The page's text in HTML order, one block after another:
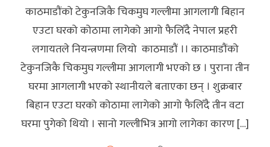
काठमाडौंको टेकुनजिकै चिकमुघ गल्लीमा आगलागी बिहान
एउटा घरको कोठामा लागेको आगो फैलिँदै नेपाल प्रहरी
लगायतले नियन्त्रणमा लियो काठमाडौं ।। काठमाडौंको
टेकुनजिकै चिकमुघ गल्लीमा आगलागी भएको छ । पुराना तीन
घरमा आगलागी भएको स्थानीयले बताएका छन् । शुक्रबार
बिहान एउटा घरको कोठामा लागेको आगो फैलिँदै तीन वटा
घरमा पुगेको थियो । सानो गल्लीभित्र आगो लागेका कारण […]